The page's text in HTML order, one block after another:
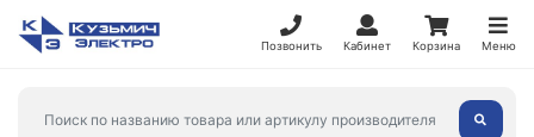
Позвонить Кабинет Корзина Меню